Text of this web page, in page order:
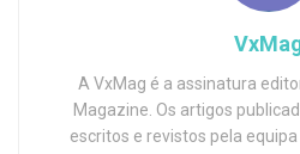
A VxMag é a assinatura
Magazine. Os artigos
escritos e revistos pela